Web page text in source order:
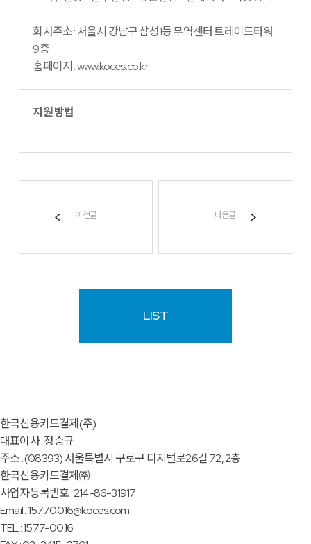
회사주소 : 서울시 강남구 삼성1동 무역센터 트레이드타워
9층
홈페이지 : www.koces.co.kr
지원 방법
이전글 다음글
LIST
한국신용카드결제(주)
대표이사 : 정승규
주소 : (08393) 서울특별시 구로구 디지털로26길 72, 2층
한국신용카드결제㈜
사업자등록번호 : 214-86-31917
Email : 15770016@koces.com
TEL : 1577-0016